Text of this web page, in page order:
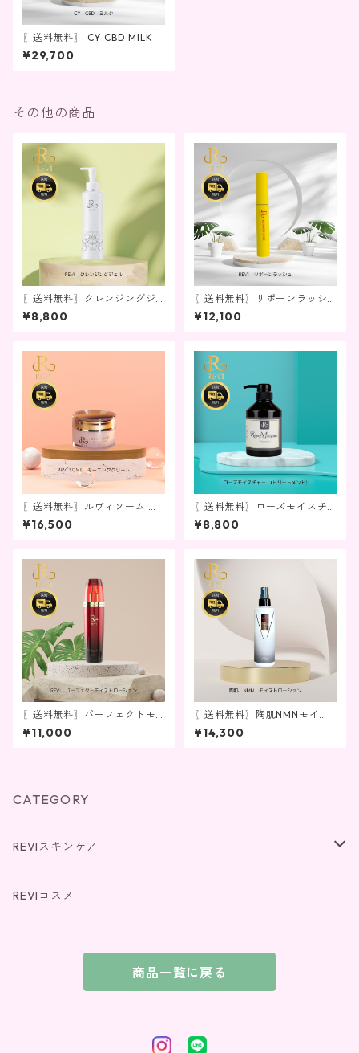
〖送料無料〗 CY CBD MILK
¥29,700
その他の商品
〖送料無料〗クレンジングジ
ェル
¥8,800
〖送料無料〗リボーンラッシ
ュ(まつ毛美容液)
¥12,100
〖送料無料〗ルヴィソーム モ
ーニングクリーム
¥16,500
〖送料無料〗ローズモイスチ
ャートリートメント
¥8,800
〖送料無料〗パーフェクトモ
イストローション
¥11,000
〖送料無料〗陶肌NMNモイス
トローション
¥14,300
CATEGORY
REVIスキンケア
パーフェクトシリーズ
NMNシリーズ
REVIコスメ
商品一覧に戻る